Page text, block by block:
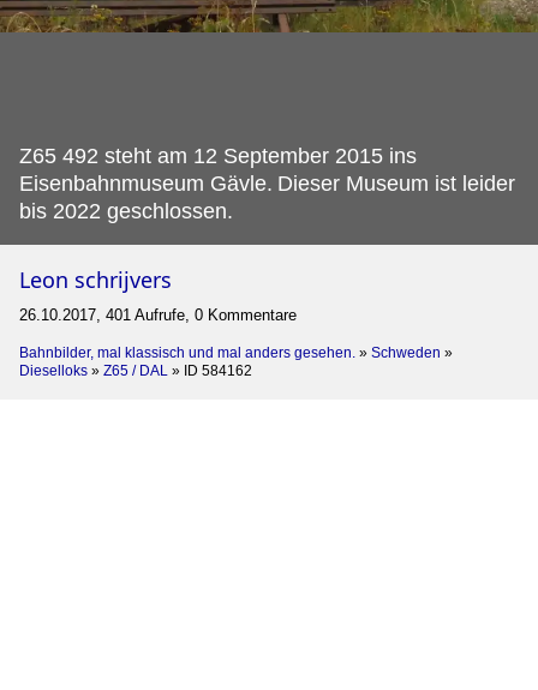
Z65 492 steht am 12 September 2015 ins
Eisenbahnmuseum Gävle. Dieser Museum ist leider
bis 2022 geschlossen.
Leon schrijvers
26.10.2017, 401 Aufrufe, 0 Kommentare
Bahnbilder, mal klassisch und mal anders gesehen. » Schweden »
Dieselloks » Z65 / DAL » ID 584162